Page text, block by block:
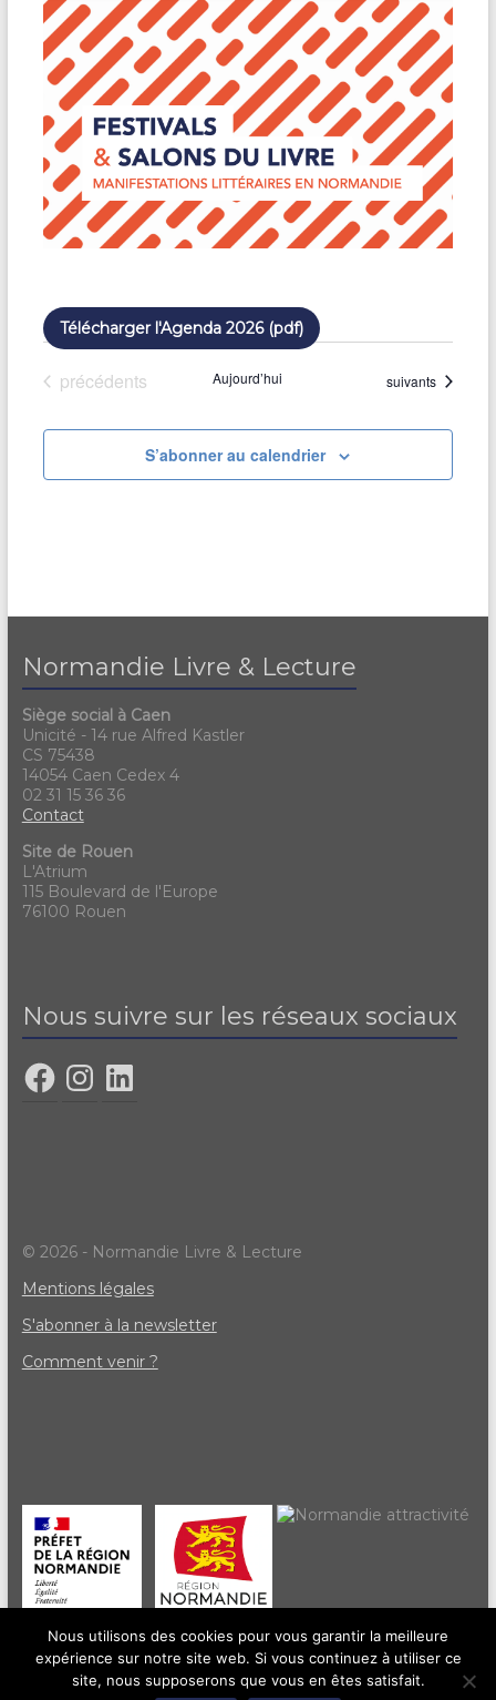
e
d
a
t
.
Télécharger l'Agenda 2026 (pdf)
Évènements
précédents Aujourd’hui Évènements
suivants
S’abonner au calendrier
Normandie Livre & Lecture
Siège social à Caen
Unicité - 14 rue Alfred Kastler
CS 75438
14054 Caen Cedex 4
02 31 15 36 36
Contact
Site de Rouen
L'Atrium
115 Boulevard de l'Europe
76100 Rouen
Nous suivre sur les réseaux sociaux
© 2026 - Normandie Livre & Lecture
Mentions légales
S'abonner à la newsletter
Comment venir ?
Nous utilisons des cookies pour vous garantir la meilleure
expérience sur notre site web. Si vous continuez à utiliser ce
site, nous supposerons que vous en êtes satisfait.